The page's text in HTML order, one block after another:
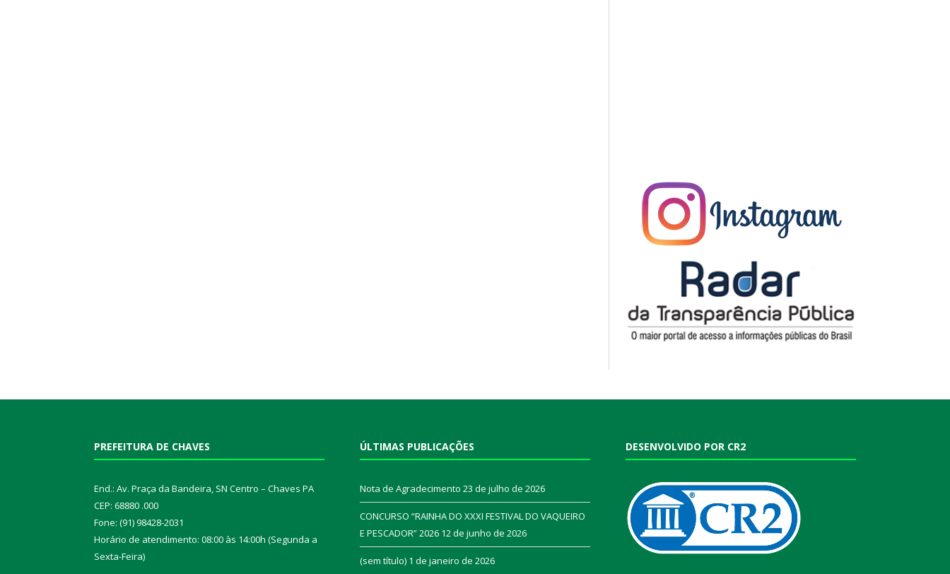
PREFEITURA DE CHAVES
End.: Av. Praça da Bandeira, SN Centro – Chaves PA
CEP: 68880 .000
Fone: (91) 98428-2031
Horário de atendimento: 08:00 às 14:00h (Segunda a
Sexta-Feira)
ÚLTIMAS PUBLICAÇÕES
Nota de Agradecimento 23 de julho de 2026
CONCURSO “RAINHA DO XXXI FESTIVAL DO VAQUEIRO
E PESCADOR” 2026 12 de junho de 2026
(sem título) 1 de janeiro de 2026
DESENVOLVIDO POR CR2